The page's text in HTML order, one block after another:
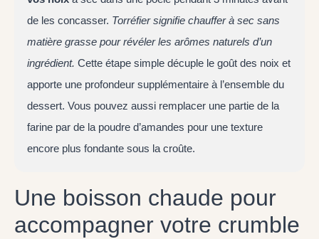
de les concasser. Torréfier signifie chauffer à sec sans
matière grasse pour révéler les arômes naturels d’un
ingrédient. Cette étape simple décuple le goût des noix et
apporte une profondeur supplémentaire à l’ensemble du
dessert. Vous pouvez aussi remplacer une partie de la
farine par de la poudre d’amandes pour une texture
encore plus fondante sous la croûte.
Une boisson chaude pour
accompagner votre crumble